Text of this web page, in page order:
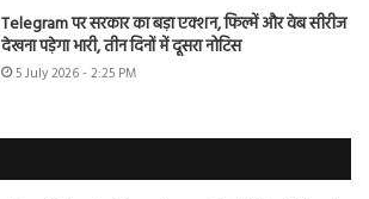
Telegram पर सरकार का बड़ा एक्शन, फिल्में और वेब सीरीज
देखना पड़ेगा भारी, तीन दिनों में दूसरा नोटिस
5 July 2026 - 2:25 PM